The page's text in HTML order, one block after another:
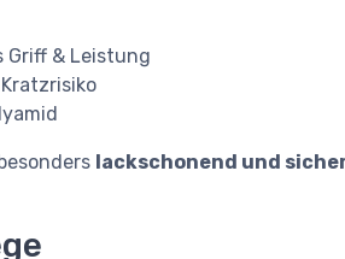
Griff & Leistung
lackschonend und